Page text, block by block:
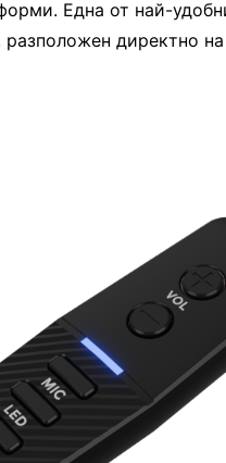
Една от най-
директно на